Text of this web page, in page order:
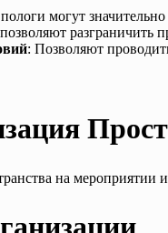
могут
разграничить
: Позволяют
на мероприятии